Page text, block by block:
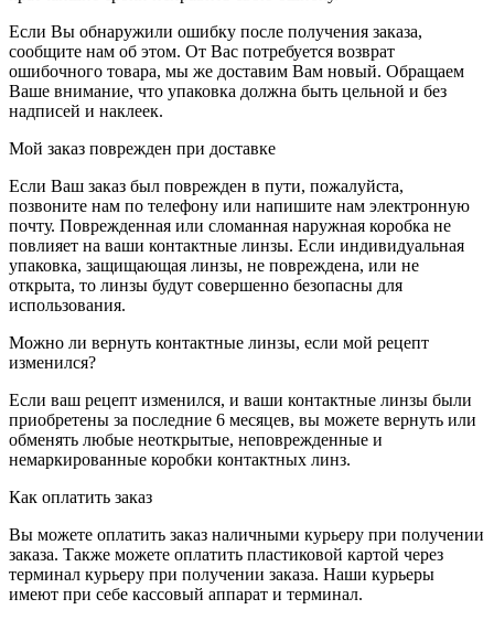
Если Вы обнаружили ошибку после получения заказа,
сообщите нам об этом. От Вас потребуется возврат
ошибочного товара, мы же доставим Вам новый. Обращаем
Ваше внимание, что упаковка должна быть цельной и без
надписей и наклеек.
Мой заказ поврежден при доставке
Если Ваш заказ был поврежден в пути, пожалуйста,
позвоните нам по телефону или напишите нам электронную
почту. Поврежденная или сломанная наружная коробка не
повлияет на ваши контактные линзы. Если индивидуальная
упаковка, защищающая линзы, не повреждена, или не
открыта, то линзы будут совершенно безопасны для
использования.
Можно ли вернуть контактные линзы, если мой рецепт
изменился?
Если ваш рецепт изменился, и ваши контактные линзы были
приобретены за последние 6 месяцев, вы можете вернуть или
обменять любые неоткрытые, неповрежденные и
немаркированные коробки контактных линз.
Как оплатить заказ
Вы можете оплатить заказ наличными курьеру при получении
заказа. Также можете оплатить пластиковой картой через
терминал курьеру при получении заказа. Наши курьеры
имеют при себе кассовый аппарат и терминал.